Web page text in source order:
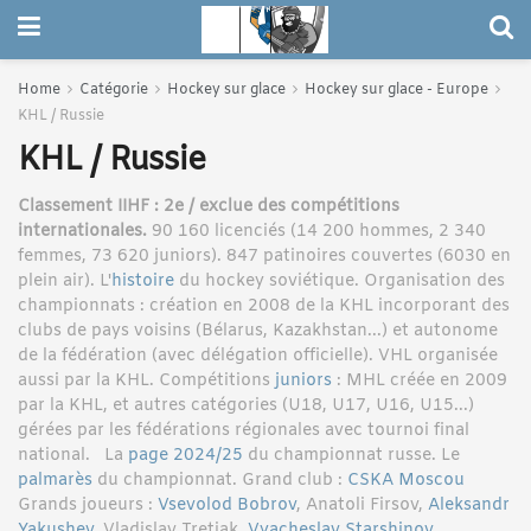
Home Catégorie Hockey sur glace
Hockey sur glace - Europe
KHL / Russie
KHL / Russie
Classement IIHF : 2e / exclue des compétitions
internationales. 90 160 licenciés (14 200 hommes, 2 340
femmes, 73 620 juniors). 847 patinoires couvertes (6030 en
plein air). L'histoire du hockey soviétique. Organisation des
championnats : création en 2008 de la KHL incorporant des
clubs de pays voisins (Bélarus, Kazakhstan...) et autonome
de la fédération (avec délégation officielle). VHL organisée
aussi par la KHL. Compétitionsjuniors : MHL créée en 2009
par la KHL, et autres catégories (U18, U17, U16, U15...)
gérées par les fédérations régionales avec tournoi final
national. La page 2024/25 du championnat russe. Le
palmarès du championnat. Grand club : CSKA Moscou
Grands joueurs : Vsevolod Bobrov, Anatoli Firsov, Aleksandr